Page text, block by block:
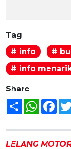
Tag
# info
#
# info
Share
Share
LELANG